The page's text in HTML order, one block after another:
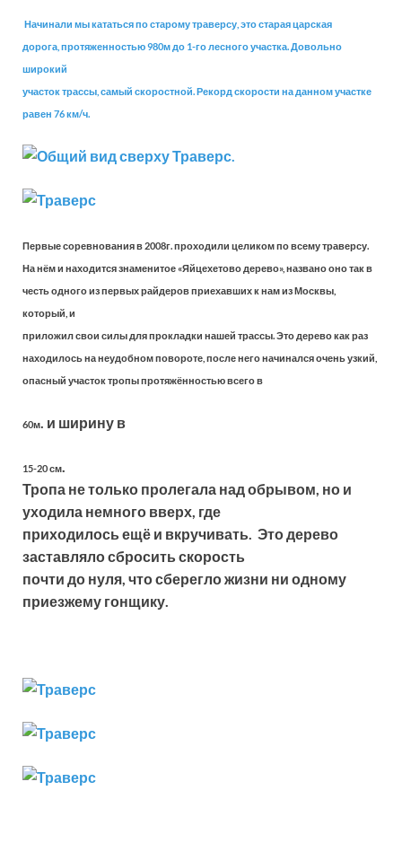
Начинали мы кататься по старому траверсу, это старая царская
дорога, протяженностью 980м до 1-го лесного участка. Довольно
широкий
участок трассы, самый скоростной. Рекорд скорости на данном участке
равен 76 км/ч.
Первые соревнования в 2008г. проходили целиком по всему траверсу.
На нём и находится знаменитое «Яйцехетово дерево», названо оно так в
честь одного из первых райдеров приехавших к нам из Москвы,
который, и
приложил свои силы для прокладки нашей трассы. Это дерево как раз
находилось на неудобном повороте, после него начинался очень узкий,
опасный участок тропы протяжённостью всего в
60м. и ширину в
15-20 см.
Тропа не только пролегала над обрывом, но и
уходила немного вверх, где
приходилось ещё и вкручивать. Это дерево
заставляло сбросить скорость
почти до нуля, что сберегло жизни ни одному
приезжему гонщику.